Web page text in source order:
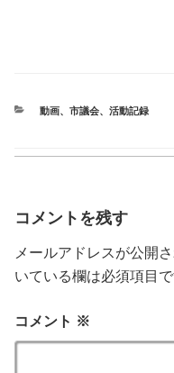
カ
リ
動画、 市議会、 活動記録
コメントを残す
メールアドレスが公開
いている欄は必須項目
コメント ※